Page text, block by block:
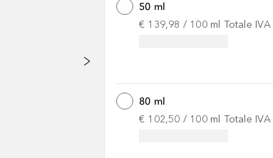
50 ml
€ 139,98 / 100 ml Totale IVA
80 ml
€ 102,50 / 100 ml Totale IVA